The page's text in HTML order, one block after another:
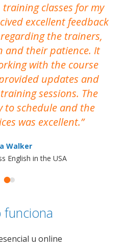
classes for my
excellent feedback
the trainers,
and their patience. It
with the course
updates and
sessions. The
to schedule and the
was excellent.
Walker
English in the USA
funciona
u online